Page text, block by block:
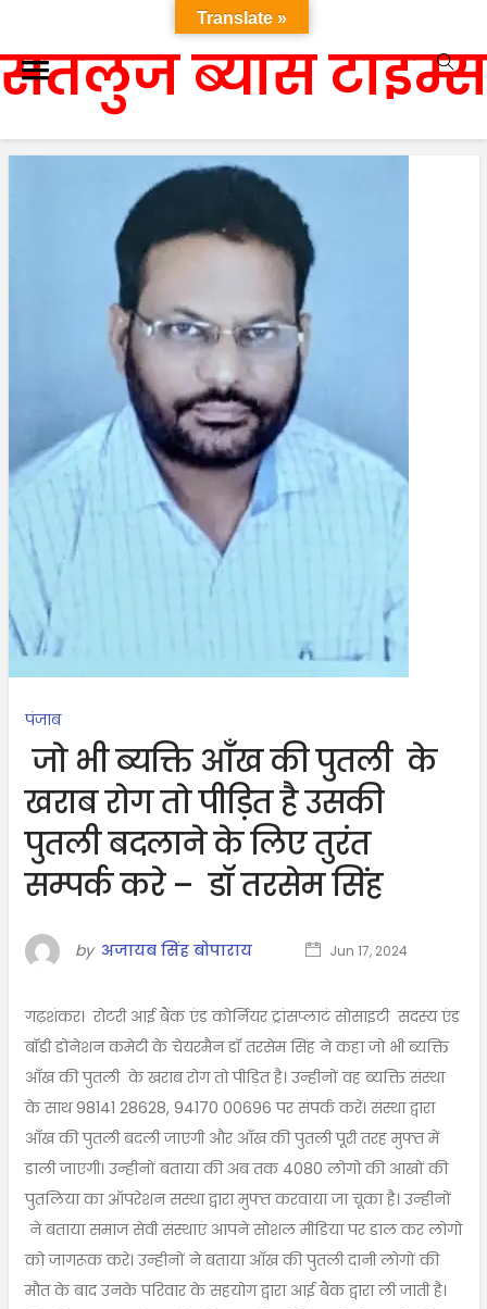
सतलुज ब्यास टाइम्स
पंजाब
जो भी ब्यक्ति आँख की पुतली के
खराब रोग तो पीड़ित है उसकी
पुतली बदलाने के लिए तुरंत
सम्पर्क करे – डॉ तरसेम सिंह
by अजायब सिंह बोपाराय Jun 17, 2024
गढ़शंकर। रोटरी आई बैंक एंड कोर्नियर ट्रांसप्लाटं सोसाइटी सदस्य एंड
बॉडी डोनेशन कमेटी के चेयरमैन डॉ तरसेम सिंह ने कहा जो भी ब्यक्ति
आँख की पुतली के खराब रोग तो पीड़ित है। उन्हीनों वह ब्यक्ति संस्था
के साथ 98141 28628, 94170 00696 पर संपर्क करें। संस्था द्वारा
आँख की पुतली बदली जाएगी और आँख की पुतली पूरी तरह मुफ्त में
डाली जाएगी। उन्हीनों बताया की अब तक 4080 लोगो की आखों की
पुतलिया का ऑपरेशन सस्था द्वारा मुफ्त करवाया जा चूका है। उन्हीनों
ने बताया समाज सेवी संस्थाएं आपने सोशल मीडिया पर डाल कर लोगो
को जागरूक करे। उन्हीनों ने बताया आँख की पुतली दानी लोगों की
मौत के बाद उनके परिवार के सहयोग द्वारा आई बैंक द्वारा ली जाती है।
Translate »